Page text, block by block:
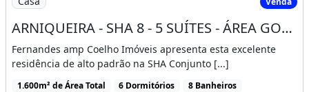
ARNIQUEIRA - SHA 8 - 5 SUÍTES - ÁREA GOURMET - PISCINA - 1.600M² - ALTO PADRÃO
Fernandes amp Coelho Imóveis apresenta esta excelente
residência de alto padrão na SHA Conjunto [...]
1.600m² de Área Total 6 Dormitórios 8 Banheiros